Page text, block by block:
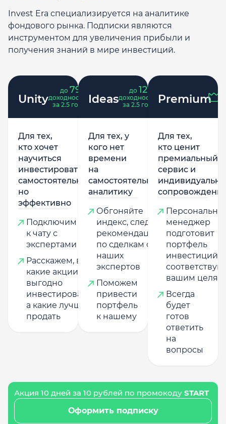
Invest Era специализируется на аналитике
фондового рынка. Подписки являются
инструментом для увеличения прибыли и
получения знаний в мире инвестиций.
Unity
до 79
доходность
за 2.5 года
Для тех,
кто хочет
научиться
инвестировать
самостоятельно,
но
эффективно
Подключим
к чату с
экспертами
Расскажем, в
какие акции
выгодно
инвестировать,
а какие лучше
продать
Ideas
до 121
доходность
за 2.5 года
Для тех, у
кого нет
времени
на
самостоятельную
аналитику
Обгоняйте
индекс, следуя
рекомендациям
по сделкам от
наших
экспертов
Поможем
привести
портфель
к нашему
Premium
Для тех,
кто ценит
премиальный
сервис и
менеджер
подготовит
портфель
инвестиций,
вашим целям
Всегда
будет
готов
ответить
на
вопросы
Акция 10 дней за 10 рублей по промокоду START
Оформить подписку